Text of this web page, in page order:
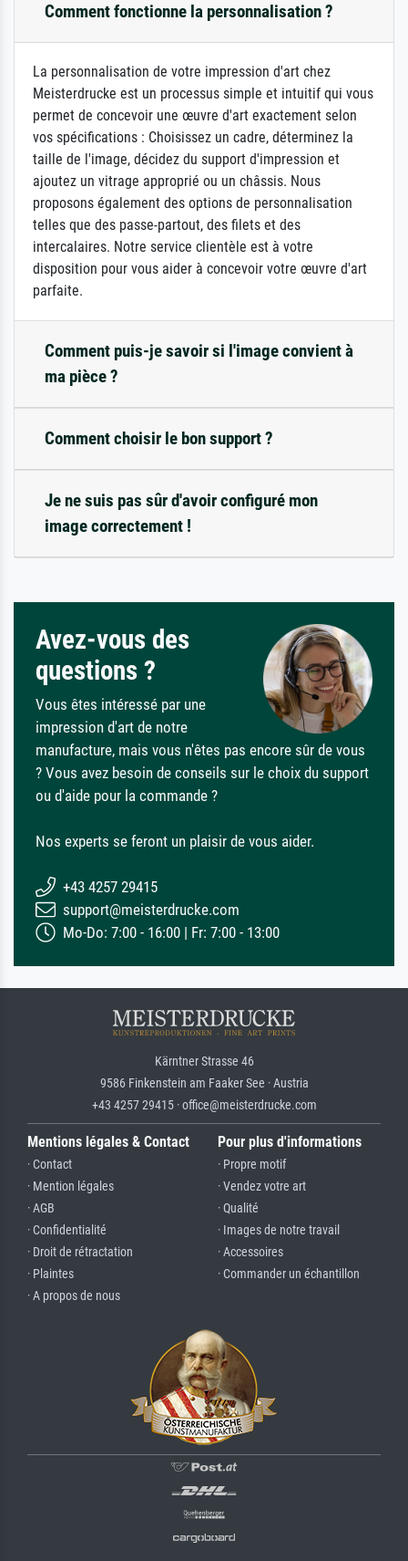
Comment fonctionne la personnalisation ?
La personnalisation de votre impression d'art chez
Meisterdrucke est un processus simple et intuitif qui vous
permet de concevoir une œuvre d'art exactement selon
vos spécifications : Choisissez un cadre, déterminez la
taille de l'image, décidez du support d'impression et
ajoutez un vitrage approprié ou un châssis. Nous
proposons également des options de personnalisation
telles que des passe-partout, des filets et des
intercalaires. Notre service clientèle est à votre
disposition pour vous aider à concevoir votre œuvre d'art
parfaite.
Comment puis-je savoir si l'image convient à
ma pièce ?
Comment choisir le bon support ?
Je ne suis pas sûr d'avoir configuré mon
image correctement !
Avez-vous des
questions ?
Vous êtes intéressé par une
impression d'art de notre
manufacture, mais vous n'êtes pas encore sûr de vous
? Vous avez besoin de conseils sur le choix du support
ou d'aide pour la commande ?
Nos experts se feront un plaisir de vous aider.
+43 4257 29415
support@meisterdrucke.com
Mo-Do: 7:00 - 16:00 | Fr: 7:00 - 13:00
Kärntner Strasse 46
9586 Finkenstein am Faaker See · Austria
+43 4257 29415 · office@meisterdrucke.com
Mentions légales & Contact
· Contact
· Mention légales
· AGB
· Confidentialité
· Droit de rétractation
· Plaintes
· A propos de nous
Pour plus d'informations
· Propre motif
· Vendez votre art
· Qualité
· Images de notre travail
· Accessoires
· Commander un échantillon